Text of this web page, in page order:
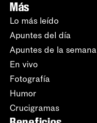
Más
Lo más leído
Apuntes del día
Apuntes de la semana
En vivo
Fotografía
Humor
Crucigramas